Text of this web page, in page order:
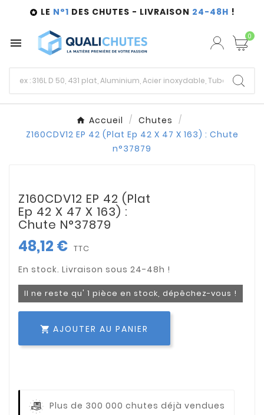
 LE N°1 DES CHUTES - LIVRAISON 24-48H !
 0
Accueil
Chutes
Z160CDV12 EP 42 (Plat Ep 42 X 47 X 163) : Chute
n°37879
Z160CDV12 EP 42 (Plat
Ep 42 X 47 X 163) :
Chute N°37879
48,12 € TTC
Il ne reste qu' 1 pièce en stock, dépêchez-vous !
 AJOUTER AU PANIER
Plus de 300 000 chutes déjà vendues